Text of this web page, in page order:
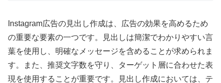
Instagram広告の見出し作成は、広告の効果を高めるため
の重要な要素の一つです。見出しは簡潔でわかりやすい言
葉を使用し、明確なメッセージを含めることが求められま
す。また、推奨文字数を守り、ターゲット層に合わせた表
現を使用することが重要です。見出し作成においては、テ